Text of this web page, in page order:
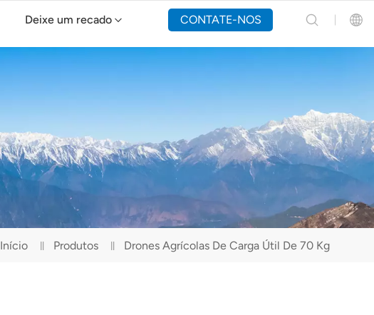
Deixe um recado CONTATE-NOS
Русский
Português(Portugal)
Português(Brasil)
Türkçe
Início Produtos Drones Agrícolas De Carga Útil De 70 Kg